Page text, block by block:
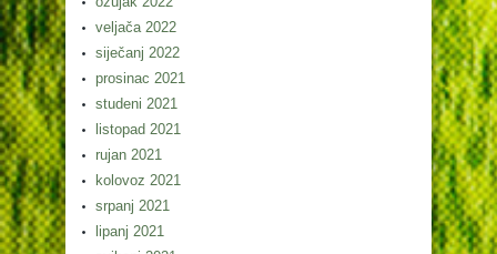
veljača 2022
siječanj 2022
prosinac 2021
studeni 2021
listopad 2021
rujan 2021
kolovoz 2021
srpanj 2021
lipanj 2021